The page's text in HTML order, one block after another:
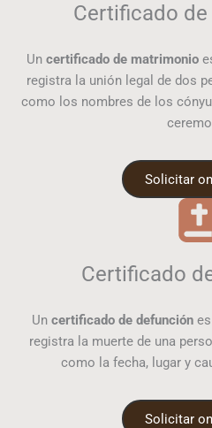
Certificado
Un certificado de matrimonio
registra la unión legal de dos
como los nombres de los
Solicitar
Certificado
Un certificado de defunciónes
registra la muerte de una
como la fecha, lugar y
Solicitar